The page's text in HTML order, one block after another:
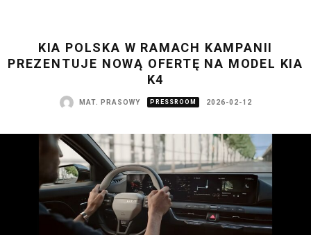
KIA POLSKA W RAMACH KAMPANII
PREZENTUJE NOWĄ OFERTĘ NA MODEL KIA
K4
MAT. PRASOWY PRESSROOM 2026-02-12